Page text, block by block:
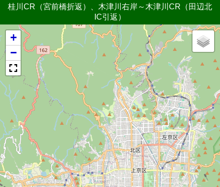
桂川CR（宮前橋折返）、木津川右岸～木津川CR（田辺北
IC引返）
+
−